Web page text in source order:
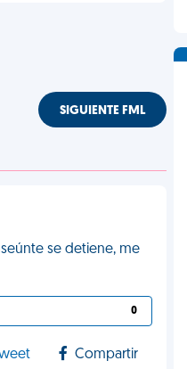
SIGUIENTE FML
se detiene, me
0
Compartir